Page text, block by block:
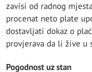
zavisi od radnog
procenat neto plate
dostavljati dokaz o
provjerava da li žive u
Pogodnost uz stan